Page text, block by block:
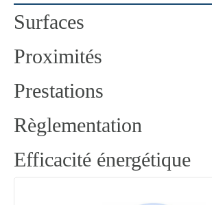
Surfaces
Proximités
Prestations
Règlementation
Efficacité énergétique